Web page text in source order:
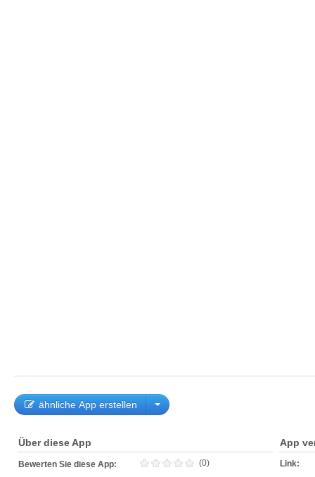
ähnliche App erstellen
Über diese App
Bewerten Sie diese App: (0)
App
Link: